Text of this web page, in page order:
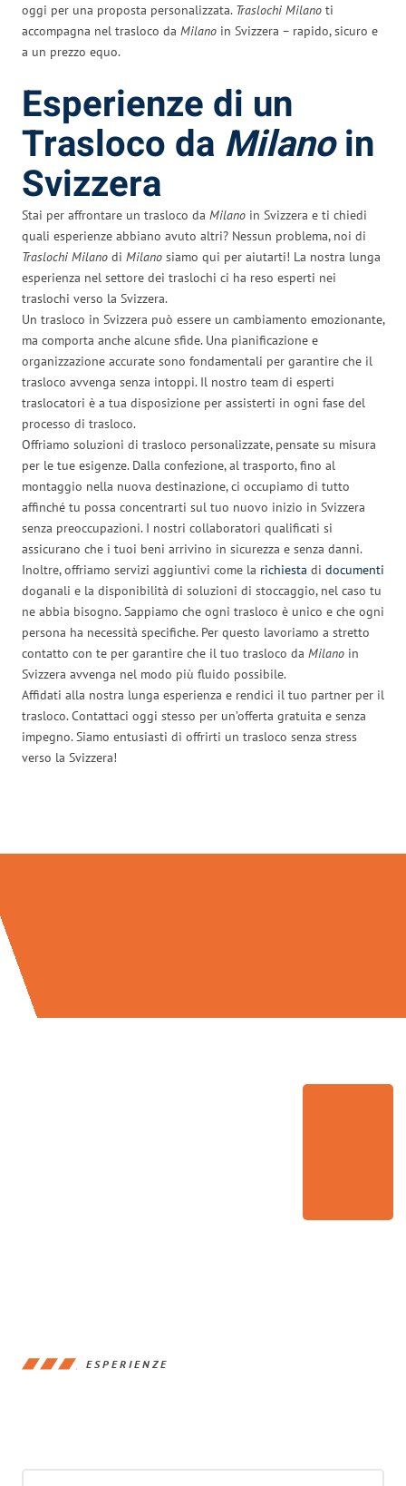
oggi per una proposta personalizzata. Traslochi Milano ti
accompagna nel trasloco da Milano in Svizzera – rapido, sicuro e
a un prezzo equo.
Esperienze di un
Trasloco da Milanoin
Svizzera
Stai per affrontare un trasloco da Milano in Svizzera e ti chiedi
quali esperienze abbiano avuto altri? Nessun problema, noi di
Traslochi Milano di Milano siamo qui per aiutarti! La nostra lunga
esperienza nel settore dei traslochi ci ha reso esperti nei
traslochi verso la Svizzera.
Un trasloco in Svizzera può essere un cambiamento emozionante,
ma comporta anche alcune sfide. Una pianificazione e
organizzazione accurate sono fondamentali per garantire che il
trasloco avvenga senza intoppi. Il nostro team di esperti
traslocatori è a tua disposizione per assisterti in ogni fase del
processo di trasloco.
Offriamo soluzioni di trasloco personalizzate, pensate su misura
per le tue esigenze. Dalla confezione, al trasporto, fino al
montaggio nella nuova destinazione, ci occupiamo di tutto
affinché tu possa concentrarti sul tuo nuovo inizio in Svizzera
senza preoccupazioni. I nostri collaboratori qualificati si
assicurano che i tuoi beni arrivino in sicurezza e senza danni.
Inoltre, offriamo servizi aggiuntivi come la richiesta di documenti
doganali e la disponibilità di soluzioni di stoccaggio, nel caso tu
ne abbia bisogno. Sappiamo che ogni trasloco è unico e che ogni
persona ha necessità specifiche. Per questo lavoriamo a stretto
contatto con te per garantire che il tuo trasloco da Milano in
Svizzera avvenga nel modo più fluido possibile.
Affidati alla nostra lunga esperienza e rendici il tuo partner per il
trasloco. Contattaci oggi stesso per un’offerta gratuita e senza
impegno. Siamo entusiasti di offrirti un trasloco senza stress
verso la Svizzera!
ESPERIENZE